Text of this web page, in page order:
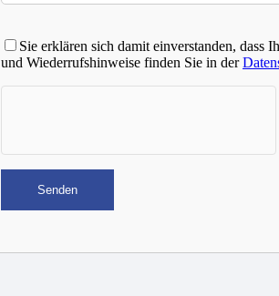
Sie erklären sich damit einverstanden, dass
und Wiederrufshinweise finden Sie in der